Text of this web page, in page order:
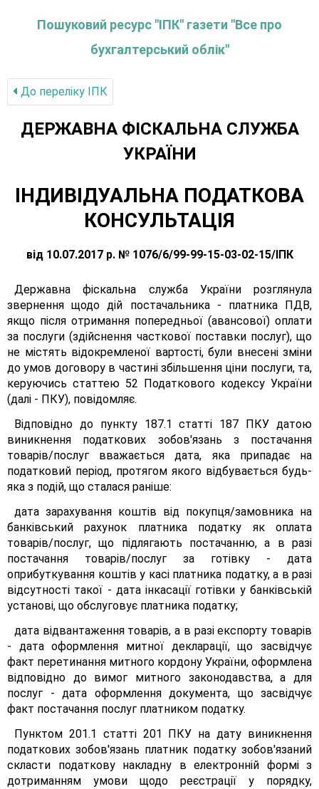
Пошуковий ресурс "ІПК" газети "Все про
бухгалтерський облік"
До переліку IПК
ДЕРЖАВНА ФІСКАЛЬНА СЛУЖБА
УКРАЇНИ
ІНДИВІДУАЛЬНА ПОДАТКОВА
КОНСУЛЬТАЦІЯ
від 10.07.2017 р. № 1076/6/99-99-15-03-02-15/ІПК
Державна фіскальна служба України розглянула
звернення щодо дій постачальника - платника ПДВ,
якщо після отримання попередньої (авансової) оплати
за послуги (здійснення часткової поставки послуг), що
не містять відокремленої вартості, були внесені зміни
до умов договору в частині збільшення ціни послуги, та,
керуючись статтею 52 Податкового кодексу України
(далі - ПКУ), повідомляє.
Відповідно до пункту 187.1 статті 187 ПКУ датою
виникнення податкових зобов'язань з постачання
товарів/послуг вважається дата, яка припадає на
податковий період, протягом якого відбувається будь-
яка з подій, що сталася раніше:
дата зарахування коштів від покупця/замовника на
банківський рахунок платника податку як оплата
товарів/послуг, що підлягають постачанню, а в разі
постачання товарів/послуг за готівку - дата
оприбуткування коштів у касі платника податку, а в разі
відсутності такої - дата інкасації готівки у банківській
установі, що обслуговує платника податку;
дата відвантаження товарів, а в разі експорту товарів
- дата оформлення митної декларації, що засвідчує
факт перетинання митного кордону України, оформлена
відповідно до вимог митного законодавства, а для
послуг - дата оформлення документа, що засвідчує
факт постачання послуг платником податку.
Пунктом 201.1 статті 201 ПКУ на дату виникнення
податкових зобов'язань платник податку зобов'язаний
скласти податкову накладну в електронній формі з
дотриманням умови щодо реєстрації у порядку,